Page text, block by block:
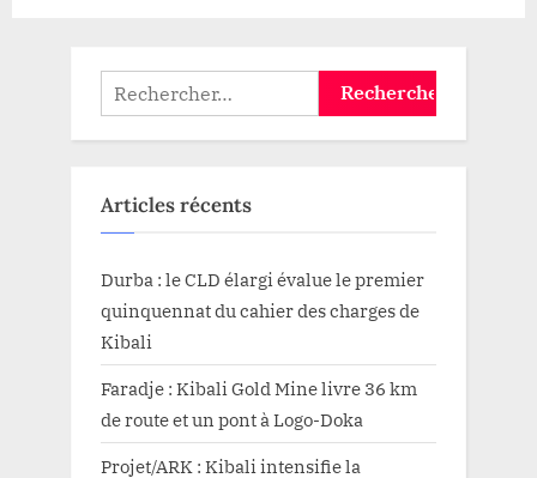
Rechercher :
Articles récents
Durba : le CLD élargi évalue le premier
quinquennat du cahier des charges de
Kibali
Faradje : Kibali Gold Mine livre 36 km
de route et un pont à Logo-Doka
Projet/ARK : Kibali intensifie la